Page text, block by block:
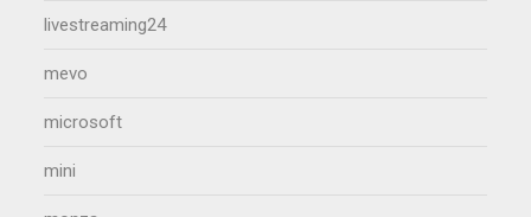
livestreaming24
mevo
microsoft
mini